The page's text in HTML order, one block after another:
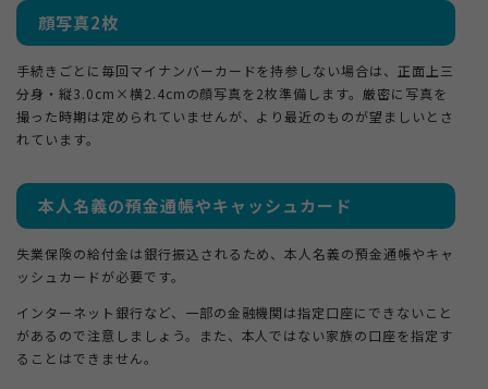
顔写真2枚
手続きごとに毎回マイナンバーカードを持参しない場合は、正面上三
分身・縦3.0cm×横2.4cmの顔写真を2枚準備します。厳密に写真を
撮った時期は定められていませんが、より最近のものが望ましいとさ
れています。
本人名義の預金通帳やキャッシュカード
失業保険の給付金は銀行振込されるため、本人名義の預金通帳やキャ
ッシュカードが必要です。
インターネット銀行など、一部の金融機関は指定口座にできないこと
があるので注意しましょう。また、本人ではない家族の口座を指定す
ることはできません。